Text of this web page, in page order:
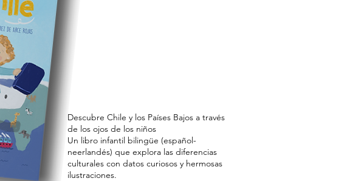
Descubre Chile y los Países Bajos a través
de los ojos de los niños
Un libro infantil bilingüe (español-
neerlandés) que explora las diferencias
culturales con datos curiosos y hermosas
ilustraciones.